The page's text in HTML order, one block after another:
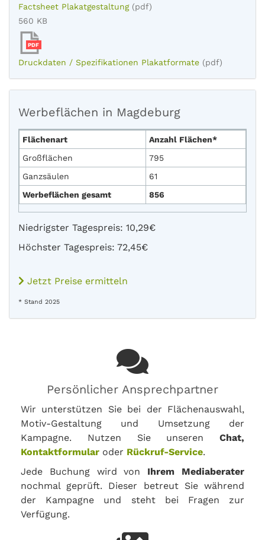
Factsheet Plakatgestaltung (pdf)
560 KB
PDF
Druckdaten / Spezifikationen Plakatformate (pdf)
Werbeflächen in Magdeburg
Flächenart
Anzahl Flächen*
Großflächen
795
Ganzsäulen
61
Werbeflächen gesamt
856
Niedrigster Tagespreis: 10,29€
Höchster Tagespreis: 72,45€
Jetzt Preise ermitteln
* Stand 2025
Persönlicher Ansprechpartner
Wir unterstützen Sie bei der Flächenauswahl,
Motiv-Gestaltung und Umsetzung der
Kampagne. Nutzen Sie unseren Chat,
Kontaktformular oder Rückruf-Service.
Jede Buchung wird von Ihrem Mediaberater
nochmal geprüft. Dieser betreut Sie während
der Kampagne und steht bei Fragen zur
Verfügung.